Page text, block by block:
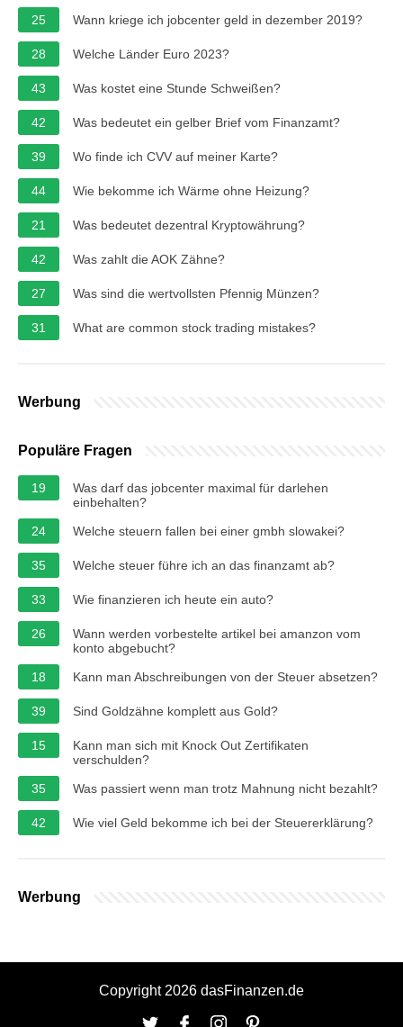
25 Wann kriege ich jobcenter geld in dezember 2019?
28 Welche Länder Euro 2023?
43 Was kostet eine Stunde Schweißen?
42 Was bedeutet ein gelber Brief vom Finanzamt?
39 Wo finde ich CVV auf meiner Karte?
44 Wie bekomme ich Wärme ohne Heizung?
21 Was bedeutet dezentral Kryptowährung?
42 Was zahlt die AOK Zähne?
27 Was sind die wertvollsten Pfennig Münzen?
31 What are common stock trading mistakes?
Werbung
Populäre Fragen
19
Was darf das jobcenter maximal für darlehen
einbehalten?
24
Welche steuern fallen bei einer gmbh slowakei?
35 Welche steuer führe ich an das finanzamt ab?
33 Wie finanzieren ich heute ein auto?
26
Wann werden vorbestelte artikel bei amanzon vom
konto abgebucht?
18
Kann man Abschreibungen von der Steuer absetzen?
39 Sind Goldzähne komplett aus Gold?
15
Kann man sich mit Knock Out Zertifikaten
verschulden?
35
Was passiert wenn man trotz Mahnung nicht bezahlt?
42 Wie viel Geld bekomme ich bei der Steuererklärung?
Werbung
Copyright 2026 dasFinanzen.de